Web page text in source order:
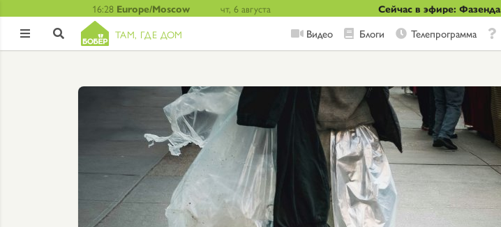
16:28 Europe/Moscow чт, 6 августа Сейчас в эфире: Фазенда
  ТАМ, ГДЕ ДОМ Видео Блоги Телепрограмма